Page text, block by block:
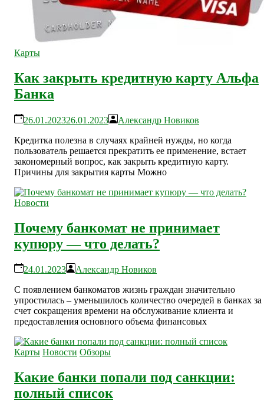
Карты
Как закрыть кредитную карту Альфа
Банка
26.01.202326.01.2023
Александр Новиков
Кредитка полезна в случаях крайней нужды, но когда
пользователь решается прекратить ее применение, встает
закономерный вопрос, как закрыть кредитную карту.
Причины для закрытия карты Можно
Новости
Почему банкомат не принимает
купюру — что делать?
24.01.2023
Александр Новиков
С появлением банкоматов жизнь граждан значительно
упростилась – уменьшилось количество очередей в банках за
счет сокращения времени на обслуживание клиента и
предоставления основного объема финансовых
Карты Новости Обзоры
Какие банки попали под санкции:
полный список